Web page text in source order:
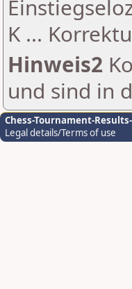
K ...
Hinweis2
und sind in
Chess-Tournament-
Legal details/Terms of use